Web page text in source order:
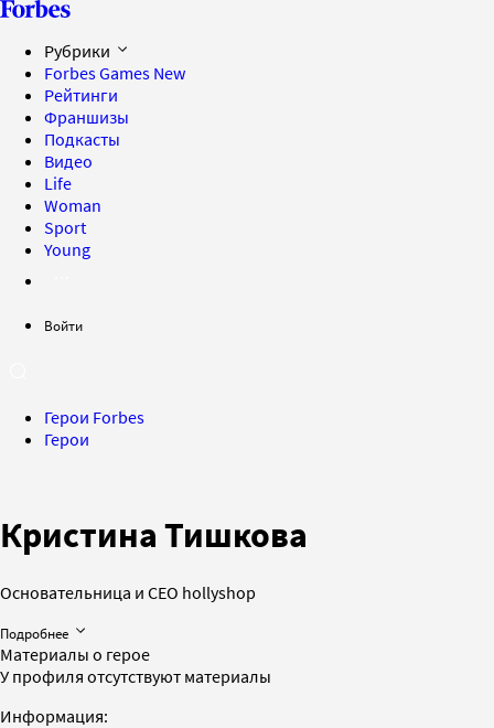
Рубрики
Forbes Games New
Рейтинги
Франшизы
Подкасты
Видео
Life
Woman
Sport
Young
Войти
Герои Forbes
Герои
Кристина Тишкова
Основательница и СЕО hollyshop
Подробнее
Материалы о герое
У профиля отсутствуют материалы
Информация: